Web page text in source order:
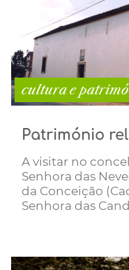
cultura e
Património
A visitar no
Senhora das
da Conceição
Senhora das